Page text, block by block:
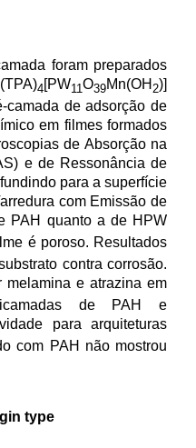
foram preparados
4[PW11O39Mn(OH 2)]
camada de adsorção de
em filmes formados
de Absorção na
e de Ressonância de
para a superfície
com Emissão de
PAH quanto a de HPW
é poroso. Resultados
contra corrosão.
melamina e atrazina em
de PAH e
para arquiteturas
com PAH não mostrou
type